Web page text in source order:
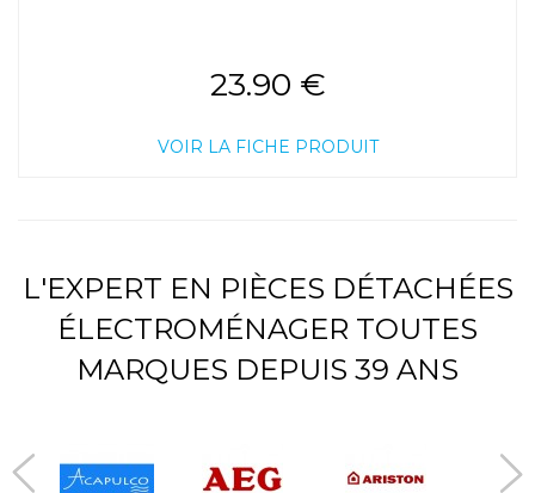
23.90 €
VOIR LA FICHE PRODUIT
L'EXPERT EN PIÈCES DÉTACHÉES
ÉLECTROMÉNAGER TOUTES
MARQUES DEPUIS 39 ANS